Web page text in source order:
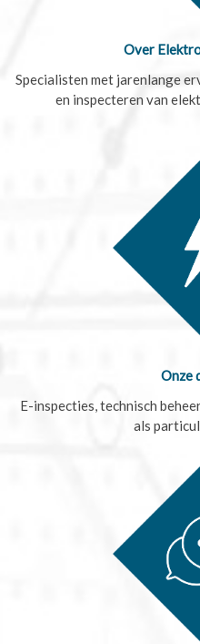
Over
Specialisten met jarenlange
en inspecteren van
Onze
E-inspecties, technisch
als